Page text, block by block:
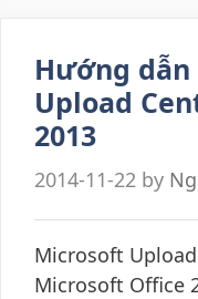
Hướng
Upload
2013
2014-11-22 by
Microsoft
Microsoft Office